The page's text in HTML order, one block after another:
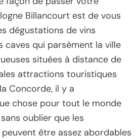
Billancourt est de vous
dégustations de vins
caves qui parsèment la ville
situées à distance de
attractions touristiques
Concorde, il y a
chose pour tout le monde
oublier que les
être assez abordables